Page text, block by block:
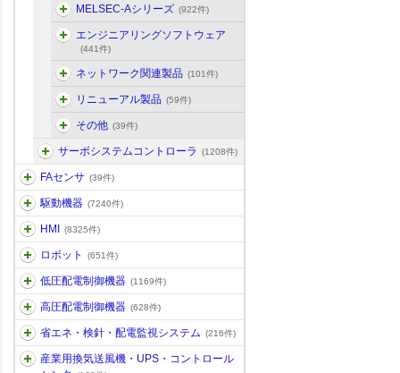
MELSEC-Aシリーズ (922件)
エンジニアリングソフトウェア
(441件)
ネットワーク関連製品 (101件)
リニューアル製品 (59件)
その他 (39件)
サーボシステムコントローラ (1208件)
FAセンサ (39件)
駆動機器 (7240件)
HMI (8325件)
ロボット (651件)
低圧配電制御機器 (1169件)
高圧配電制御機器 (628件)
省エネ・検針・配電監視システム (216件)
産業用換気送風機・UPS・コントロール